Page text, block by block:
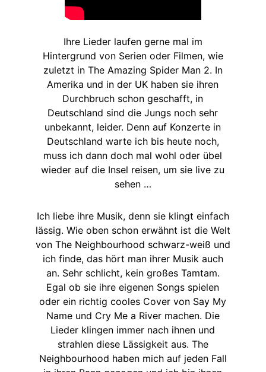
Ihre Lieder laufen gerne mal im
Hintergrund von Serien oder Filmen, wie
zuletzt in The Amazing Spider Man 2. In
Amerika und in der UK haben sie ihren
Durchbruch schon geschafft, in
Deutschland sind die Jungs noch sehr
unbekannt, leider. Denn auf Konzerte in
Deutschland warte ich bis heute noch,
muss ich dann doch mal wohl oder übel
wieder auf die Insel reisen, um sie live zu
sehen …
Ich liebe ihre Musik, denn sie klingt einfach
lässig. Wie oben schon erwähnt ist die Welt
von The Neighbourhood schwarz-weiß und
ich finde, das hört man ihrer Musik auch
an. Sehr schlicht, kein großes Tamtam.
Egal ob sie ihre eigenen Songs spielen
oder ein richtig cooles Cover von Say My
Name und Cry Me a River machen. Die
Lieder klingen immer nach ihnen und
strahlen diese Lässigkeit aus. The
Neighbourhood haben mich auf jeden Fall